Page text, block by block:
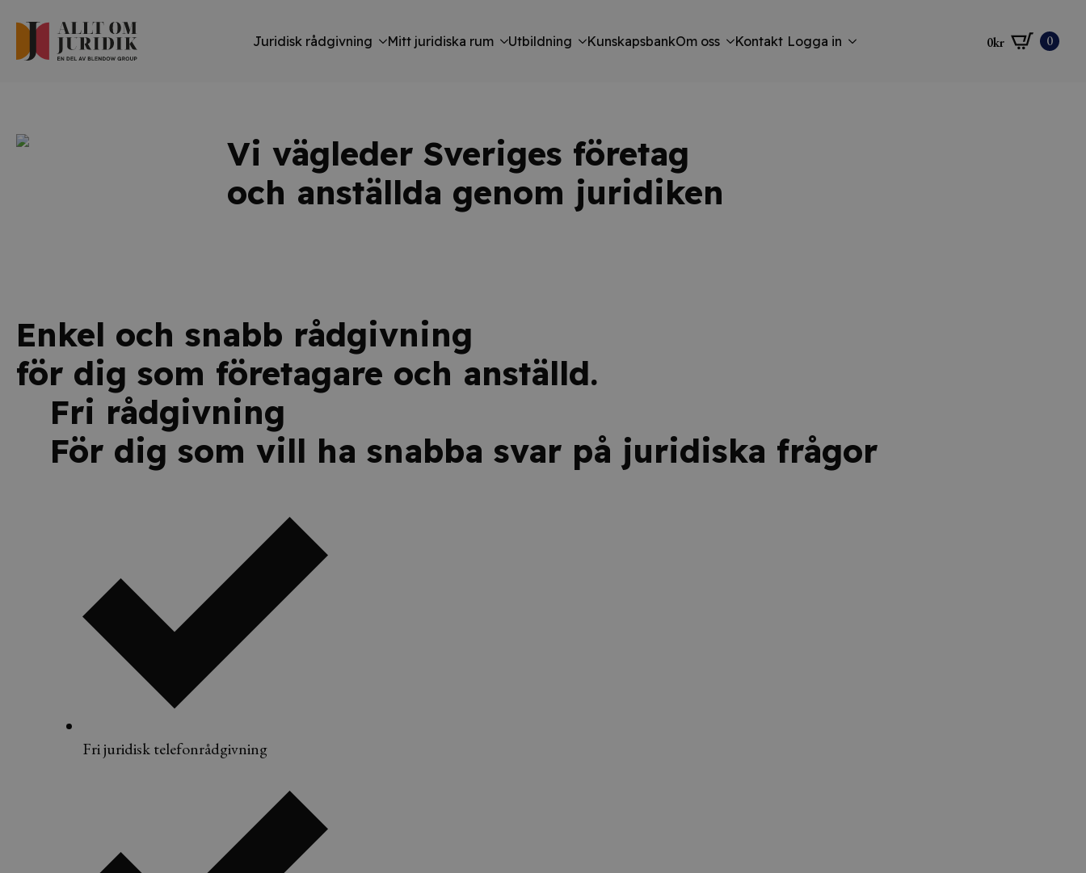
Juridisk rådgivning Mitt juridiska rum Utbildning KunskapsbankOm oss Kontakt Logga in 0kr 0
Vi vägleder Sveriges företag
och anställda genom juridiken
Enkel och snabb rådgivning
för dig som företagare och anställd.
Fri rådgivning
För dig som vill ha snabba svar på juridiska frågor
Fri juridisk telefonrådgivning​